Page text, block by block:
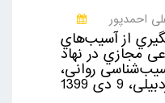
احمدپور
از آسيب‌هاي
مجازي در نهاد
روانی،